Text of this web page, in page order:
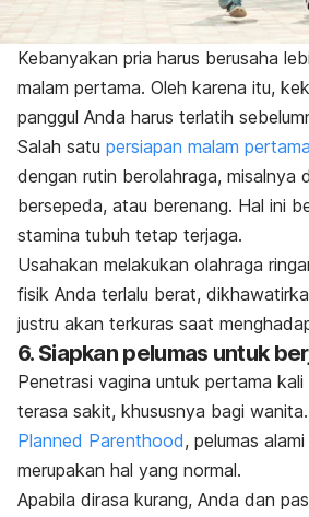
Kebanyakan pria harus berusaha
malam pertama. Oleh karena itu,
panggul Anda harus terlatih
Salah satu persiapan malam
dengan rutin berolahraga, misalnya
bersepeda, atau berenang. Hal ini
stamina tubuh tetap terjaga.
Usahakan melakukan olahraga
fisik Anda terlalu berat,
justru akan terkuras saat
6. Siapkan pelumas untuk
Penetrasi vagina untuk pertama kali
terasa sakit, khususnya bagi
Planned Parenthood, pelumas
merupakan hal yang normal.
Apabila dirasa kurang, Anda dan